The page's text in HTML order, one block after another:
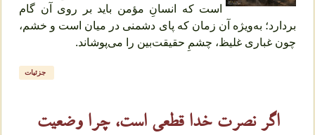
است که انسانِ مؤمن باید بر روی آن گام
بردارد؛ به‌ویژه آن زمان که پای دشمنی در میان است و خشم،
چون غباری غلیظ، چشمِ حقیقت‌بین را می‌پوشاند.
جزئیات
اگر نصرت خدا قطعی است، چرا وضعیت